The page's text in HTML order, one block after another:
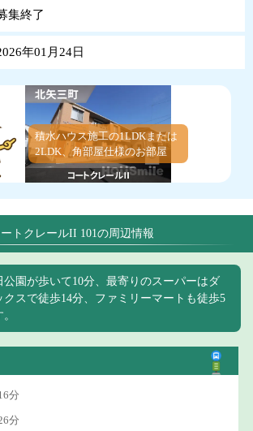
集終了
年01月24日
積水ハウス施工の1LDKまたは
2LDK、角部屋仕様のお部屋
ートクレールII 101の周辺情報
公園が歩いて10分、最寄りのスーパーはダ
クスで徒歩14分、ファミリーマートも徒歩5
分
分